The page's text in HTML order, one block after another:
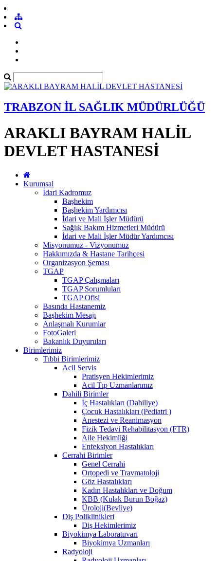
TRABZON İL SAĞLIK MÜDÜRLÜĞÜ
ARAKLI BAYRAM HALİL
DEVLET HASTANESİ
Kurumsal
İdari Kadromuz
Başhekim
Başhekim Yardımcısı
İdari ve Mali İşler Müdürü
Sağlık Bakım Hizmetleri Müdürü
İdari ve Mali İşler Müdür Yardımcısı
Misyonumuz - Vizyonumuz
Hakkımızda & Hastane Tarihçesi
Organizasyon Şeması
TGAP
TGAP Çalışmaları
TGAP Sorumluları
TGAP Ofisi
Basında Hastanemiz
Başhekim Mesajı
Anlaşmalı Kurumlar
FotoGaleri
Bakanlık Duyuruları
Birimlerimiz
Tıbbi Birimlerimiz
Acil Servis
Pratisyen Hekimlerimiz
Acil Tıp Uzmanlarımız
Dahili Birimler
İç Hastalıkları (Dahiliye)
Çocuk Hastalıkları (Pediatri )
Anestezi ve Reanimasyon
Fizik Tedavi Rehabilitasyon (FTR)
Aile Hekimliği
Enfeksiyon Hastalıkları
Cerrahi Birimler
Genel Cerrahi
Ortopedi ve Travmatoloji
Göz Hastalıkları
Kadın Hastalıkları ve Doğum
KBB (Kulak Burun Boğaz)
Üroloji(Bevliye)
Diş Poliklinikleri
Diş Hekimlerimiz
Biyokimya Laboratuvarı
Biyokimya Uzmanları
Radyoloji